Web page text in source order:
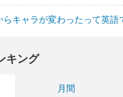
らキャラが変わったって英語
キング
月間